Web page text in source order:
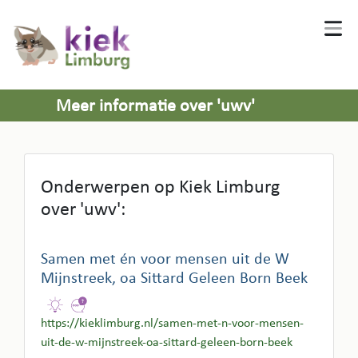
Meer informatie over 'uwv'
Onderwerpen op Kiek Limburg
over 'uwv':
Samen met én voor mensen uit de W
Mijnstreek, oa Sittard Geleen Born Beek
https://kieklimburg.nl/samen-met-n-voor-mensen-
uit-de-w-mijnstreek-oa-sittard-geleen-born-beek